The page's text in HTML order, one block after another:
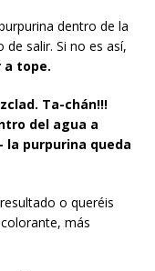
dentro de la
salir. Si no es así,
a tope.
Ta-chán!!!
del agua a
purpurina queda
o queréis
más